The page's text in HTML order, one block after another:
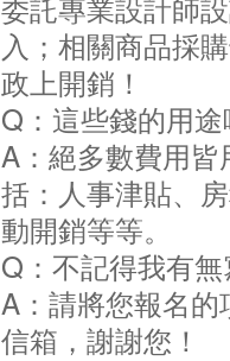
入；相關商品採
政上開銷！
Q：這些錢的用
A：絕多數費用
括：人事津貼、
動開銷等等。
Q：不記得我有
A：請將您報名
信箱，謝謝您！